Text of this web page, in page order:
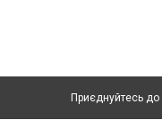
Приєднуйтесь до